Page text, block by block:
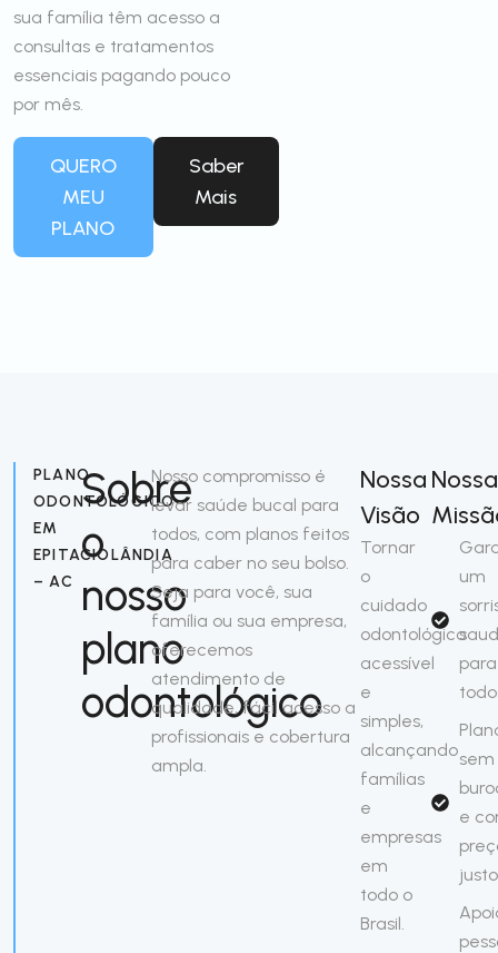
sua família têm acesso a
consultas e tratamentos
essenciais pagando pouco
por mês.
QUERO
MEU
PLANO
Saber
Mais
PLANO
ODONTOLÓGICO
EM
EPITACIOLÂNDIA
– AC
Sobre
o
nosso
plano
odontológico
Nosso compromisso é
levar saúde bucal para
todos, com planos feitos
para caber no seu bolso.
Seja para você, sua
família ou sua empresa,
oferecemos
atendimento de
qualidade, fácil acesso a
profissionais e cobertura
ampla.
Nossa
Visão
Tornar
o
cuidado
odontológico
acessível
e
simples,
alcançando
famílias
e
empresas
em
todo o
Brasil.
Nossa
um
para
sem
e
justo